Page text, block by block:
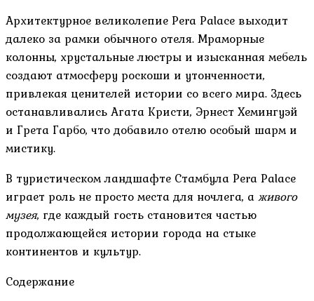
Архитектурное великолепие Pera Palace выходит
далеко за рамки обычного отеля. Мраморные
колонны, хрустальные люстры и изысканная мебель
создают атмосферу роскоши и утонченности,
привлекая ценителей истории со всего мира. Здесь
останавливались Агата Кристи, Эрнест Хемингуэй
и Грета Гарбо, что добавило отелю особый шарм и
мистику.
В туристическом ландшафте Стамбула Pera Palace
играет роль не просто места для ночлега, аживого
музея, где каждый гость становится частью
продолжающейся истории города на стыке
континентов и культур.
Содержание